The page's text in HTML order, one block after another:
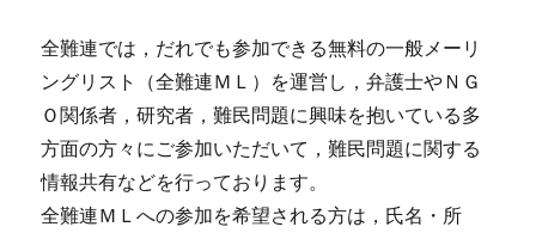
全難連では，だれでも参加できる無料の一般メーリ
ングリスト（全難連ＭＬ）を運営し，弁護士やＮＧ
Ｏ関係者，研究者，難民問題に興味を抱いている多
方面の方々にご参加いただいて，難民問題に関する
情報共有などを行っております。
全難連ＭＬへの参加を希望される方は，氏名・所